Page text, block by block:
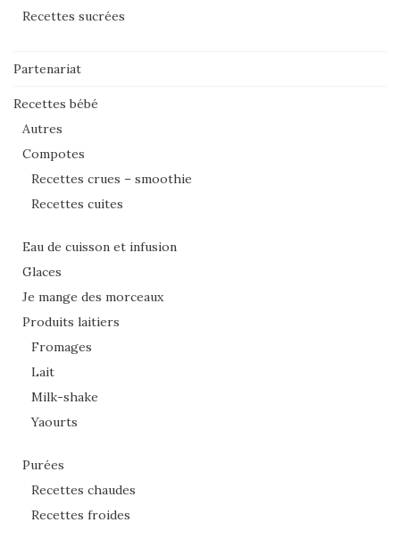
Recettes sucrées
Partenariat
Recettes bébé
Autres
Compotes
Recettes crues – smoothie
Recettes cuites
Eau de cuisson et infusion
Glaces
Je mange des morceaux
Produits laitiers
Fromages
Lait
Milk-shake
Yaourts
Purées
Recettes chaudes
Recettes froides